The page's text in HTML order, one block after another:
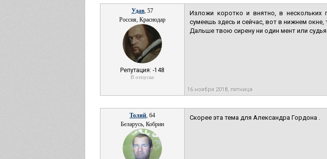
Удав, 57
Россия, Краснодар
Репутация: -148
В отпуске
Изложи коротко и внятно, в нескольких
сумеешь здесь и сейчас, вот в нижнем
Дальше твою сирену ни один мент или
16 ноября 2018, пятница
Толий, 64
Беларусь, Кобрин
Скорее эта тема для Александра Гордона .